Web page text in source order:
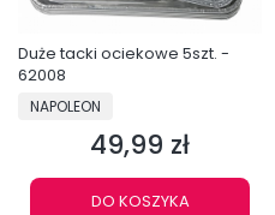
Duże tacki ociekowe 5szt. -
62008
PRODUCENT
NAPOLEON
Cena
49,99 zł
DO KOSZYKA